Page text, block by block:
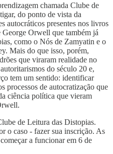
chamada Clube de
do ponto de vista da
autocráticos presentes nos livros
Orwell que também já
como o Nós de Zamyatin e o
Mais do que isso, porém,
que viraram realidade no
do século 20 e,
tem um sentido: identificar
processos de autocratização que
ciência política que vieram
de Leitura das Distopias.
o caso - fazer sua inscrição. As
a funcionar em 6 de